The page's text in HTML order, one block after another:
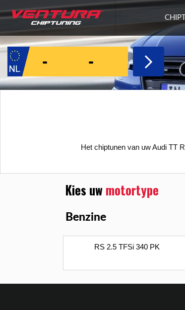
Het chiptunen van uw Audi TT
Kies uwmotortype
Benzine
RS 2.5 TFSi 340 PK